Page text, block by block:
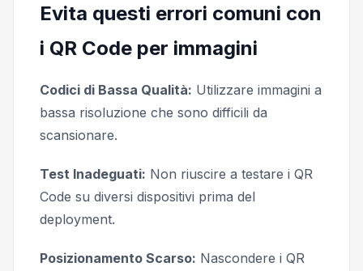
Evita questi errori comuni con
i QR Code per immagini
Codici di Bassa Qualità: Utilizzare immagini a
bassa risoluzione che sono difficili da
scansionare.
Test Inadeguati: Non riuscire a testare i QR
Code su diversi dispositivi prima del
deployment.
Posizionamento Scarso: Nascondere i QR